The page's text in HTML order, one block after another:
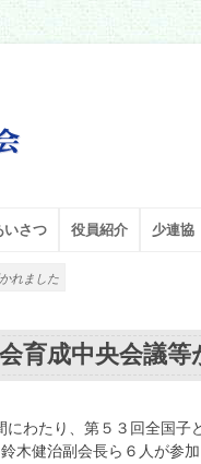
なぐ役割を担い、足立区の子ど
いさつ 役員紹介 少連協
れました
育成中央会議
わたり、第５３回全国子
木健治副会長ら６人が参加